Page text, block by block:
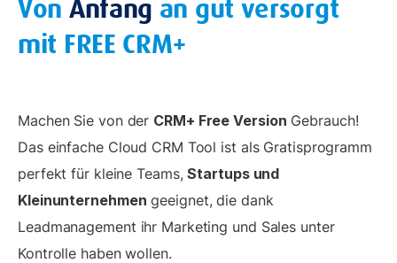
Von Anfang an gut versorgt
mit FREE CRM+
Machen Sie von der CRM+ Free Version Gebrauch!
Das einfache Cloud CRM Tool ist als Gratisprogramm
perfekt für kleine Teams,Startups und
Kleinunternehmen geeignet, die dank
Leadmanagement ihr Marketing und Sales unter
Kontrolle haben wollen.